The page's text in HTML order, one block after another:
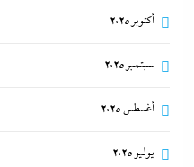
6 أغسطس، 2026
أكتوبر 2025
سبتمبر 2025
أغسطس 2025
يوليو 2025